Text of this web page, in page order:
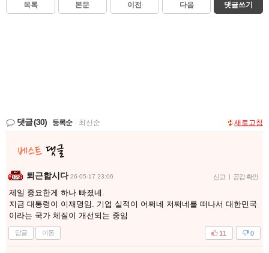
목록 본문 이전 다음 댓글쓰기
댓글(30) 등록순 최신순 새로고침
퇴근합시다 26-05-17 23:06 신고 | 공감 확인
제일 중요한게 하나 빠졌네.
지금 대통령이 이재명임. 기업 실적이 어쩌네 저쩌네를 떠나서 대한민국
이라는 국가 체질이 개선되는 중임
답글 이동 0
11